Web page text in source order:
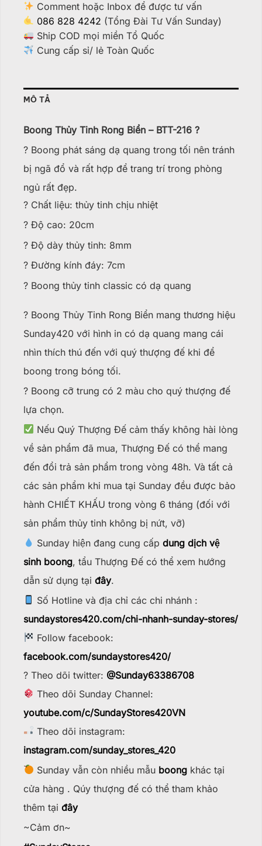
Comment hoặc Inbox để được tư vấn
086 828 4242 (Tổng Đài Tư Vấn Sunday)
Ship COD mọi miền Tổ Quốc
Cung cấp sỉ/ lẻ Toàn Quốc
MÔ TẢ
Boong Thủy Tinh Rong Biển – BTT-216 ?️
? Boong phát sáng dạ quang trong tối nên tránh
bị ngã đổ và rất hợp để trang trí trong phòng
ngủ rất đẹp.
?️ Chất liệu: thủy tinh chịu nhiệt
?️ Độ cao: 20cm
?️ Độ dày thủy tinh: 8mm
?️ Đường kính đáy: 7cm
?️ Boong thủy tinh classic có dạ quang
?️ Boong Thủy Tinh Rong Biển mang thương hiệu
Sunday420 với hình in có dạ quang mang cái
nhìn thích thú đến với quý thượng đế khi để
boong trong bóng tối.
?️ Boong cỡ trung có 2 màu cho quý thượng đế
lựa chọn.
Nếu Quý Thượng Đế cảm thấy không hài lòng
về sản phẩm đã mua, Thượng Đế có thể mang
đến đổi trả sản phẩm trong vòng 48h. Và tất cả
các sản phẩm khi mua tại Sunday đều được bảo
hành CHIẾT KHẤU trong vòng 6 tháng (đối với
sản phẩm thủy tinh không bị nứt, vỡ)
Sunday hiện đang cung cấpdung dịch vệ
sinh boong, tẩu Thượng Đế có thể xem hướng
dẫn sử dụng tại đây.
Số Hotline và địa chỉ các chi nhánh :
sundaystores420.com/chi-nhanh-sunday-stores/
Follow facebook:
facebook.com/sundaystores420/
? Theo dõi twitter: @Sunday63386708
Theo dõi Sunday Channel:
youtube.com/c/SundayStores420VN
Theo dõi instagram:
instagram.com/sunday_stores_420
Sunday vẫn còn nhiều mẫu boong khác tại
cửa hàng . Qúy thượng đế có thể tham khảo
thêm tại đây
~Cảm ơn~